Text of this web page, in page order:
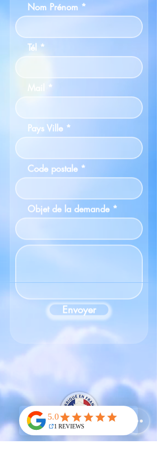
Nom Prénom
Tél
Pays Ville
Code postale
Objet de la demande
Envoyer